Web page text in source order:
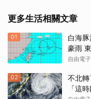
更多生活相關文章
01
白海
豪雨
自由電
02
不北
「這